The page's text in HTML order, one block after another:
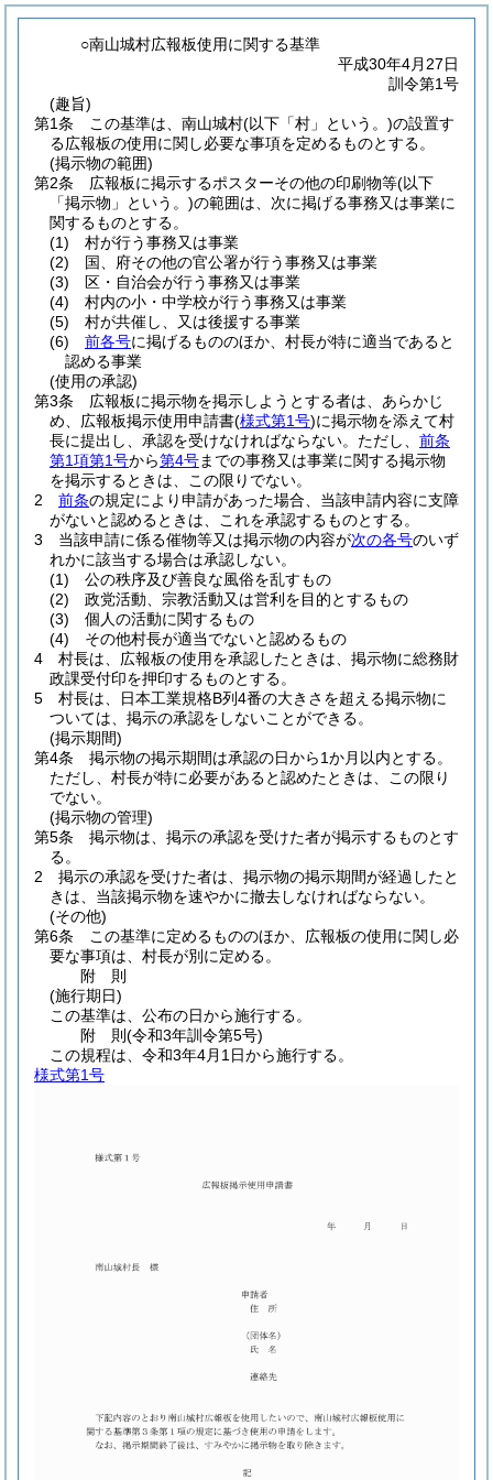
○南山城村広報板使用に関する基準
平成30年4月27日
訓令第1号
(趣旨)
第1条
この基準は、南山城村(以下「村」という。)の設置す
る広報板の使用に関し必要な事項を定めるものとする。
(掲示物の範囲)
第2条
広報板に掲示するポスターその他の印刷物等(以下
「掲示物」という。)の範囲は、次に掲げる事務又は事業に
関するものとする。
(1)
村が行う事務又は事業
(2)
国、府その他の官公署が行う事務又は事業
(3)
区・自治会が行う事務又は事業
(4)
村内の小・中学校が行う事務又は事業
(5)
村が共催し、又は後援する事業
(6)
前各号に掲げるもののほか、村長が特に適当であると
認める事業
(使用の承認)
第3条
広報板に掲示物を掲示しようとする者は、あらかじ
め、広報板掲示使用申請書(様式第1号)に掲示物を添えて村
長に提出し、承認を受けなければならない。 ただし、 前条
第1項第1号から第4号までの事務又は事業に関する掲示物
を掲示するときは、この限りでない。
2
前条の規定により申請があった場合、当該申請内容に支障
がないと認めるときは、これを承認するものとする。
3
当該申請に係る催物等又は掲示物の内容が次の各号のいず
れかに該当する場合は承認しない。
(1)
公の秩序及び善良な風俗を乱すもの
(2)
政党活動、宗教活動又は営利を目的とするもの
(3)
個人の活動に関するもの
(4)
その他村長が適当でないと認めるもの
4
村長は、広報板の使用を承認したときは、掲示物に総務財
政課受付印を押印するものとする。
5
村長は、日本工業規格B列4番の大きさを超える掲示物に
ついては、掲示の承認をしないことができる。
(掲示期間)
第4条
掲示物の掲示期間は承認の日から1か月以内とする。
ただし、村長が特に必要があると認めたときは、この限り
でない。
(掲示物の管理)
第5条
掲示物は、掲示の承認を受けた者が掲示するものとす
る。
2
掲示の承認を受けた者は、掲示物の掲示期間が経過したと
きは、当該掲示物を速やかに撤去しなければならない。
(その他)
第6条
この基準に定めるもののほか、広報板の使用に関し必
要な事項は、村長が別に定める。
附 則
(施行期日)
この基準は、公布の日から施行する。
附 則(令和3年訓令第5号)
この規程は、令和3年4月1日から施行する。
様式第1号